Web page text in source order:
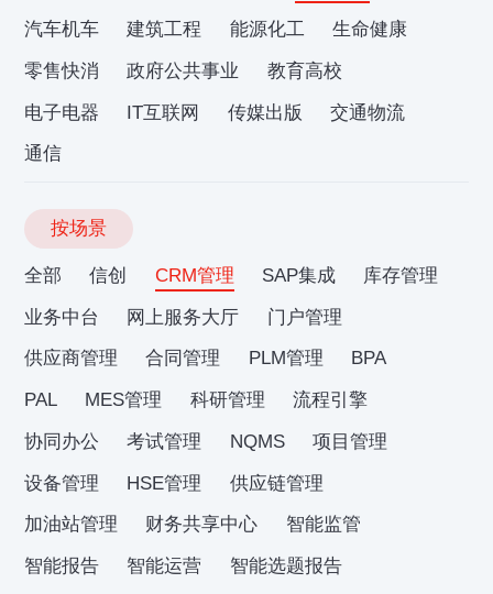
汽车机车
建筑工程 能源化工
生命健康
零售快消
政府公共事业
教育高校
电子电器
IT互联网 传媒出版
交通物流
通信
按场景
全部 信创 CRM管理 SAP集成
库存管理
业务中台
网上服务大厅
门户管理
供应商管理
合同管理 PLM管理
BPA
PAL
MES管理 科研管理
流程引擎
协同办公
考试管理 NQMS
项目管理
设备管理
HSE管理
供应链管理
加油站管理
财务共享中心
智能监管
智能报告
智能运营 智能选题报告